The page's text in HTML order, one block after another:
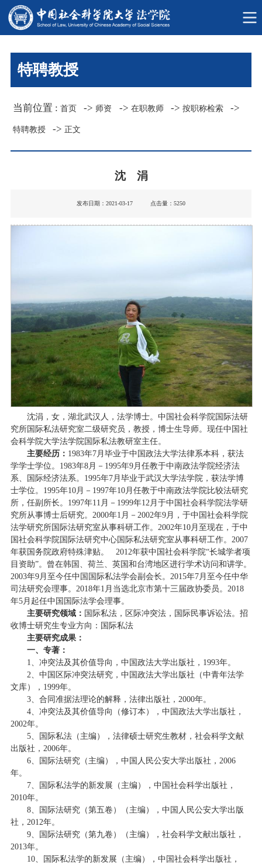
特聘教授
当前位置 :首页 -> 师资 -> 在职教师 ->按职称检索 ->
特聘教授 ->正文
沈 涓
发布日期：2021-03-17 点击量： 5250
沈涓，女，湖北武汉人，法学博士。中国社会科学院国际法研
究所国际私法研究室二级研究员，教授，博士生导师。现任中国社
会科学院大学法学院国际私法教研室主任。
主要经历： 1983年7月毕业于中国政法大学法律系本科，获法
学学士学位。1983年8月－1995年9月任教于中南政法学院经济法
系、国际经济法系。1995年7月毕业于武汉大学法学院，获法学博
士学位。1995年10月－1997年10月任教于中南政法学院比较法研究
所，任副所长。1997年11月－1999年12月于中国社会科学院法学研
究所从事博士后研究。2000年1月－2002年9月，于中国社会科学院
法学研究所国际法研究室从事科研工作。2002年10月至现在，于中
国社会科学院国际法研究中心国际私法研究室从事科研工作。2007
年获国务院政府特殊津贴。 2012年获中国社会科学院“长城学者项
目资助”。曾在韩国、荷兰、英国和台湾地区进行学术访问和讲学。
2003年9月至今任中国国际私法学会副会长。2015年7月至今任中华
司法研究会理事。2018年1月当选北京市第十三届政协委员。2018
年5月起任中国国际法学会理事。
主要研究领域： 国际私法，区际冲突法，国际民事诉讼法。招
收博士研究生专业方向：国际私法
主要研究成果：
一、专著：
1、冲突法及其价值导向，中国政法大学出版社，1993年。
2、中国区际冲突法研究，中国政法大学出版社（中青年法学
文库），1999年。
3、合同准据法理论的解释，法律出版社，2000年。
4、冲突法及其价值导向（修订本），中国政法大学出版社，
2002年。
5、国际私法（主编），法律硕士研究生教材，社会科学文献
出版社，2006年。
6、国际法研究（主编），中国人民公安大学出版社，2006
年。
7、国际私法学的新发展（主编），中国社会科学出版社，
2010年。
8、国际法研究（第五卷）（主编），中国人民公安大学出版
社，2012年。
9、国际法研究（第九卷）（主编），社会科学文献出版社，
2013年。
10、国际私法学的新发展（主编），中国社会科学出版社，